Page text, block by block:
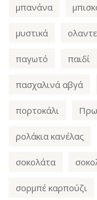
μπανάνα
μυστικά
παγωτό παιδί
πασχαλινά αβγά
πορτοκάλι
ρολάκια κανέλας
σοκολάτα
σορμπέ καρπούζι